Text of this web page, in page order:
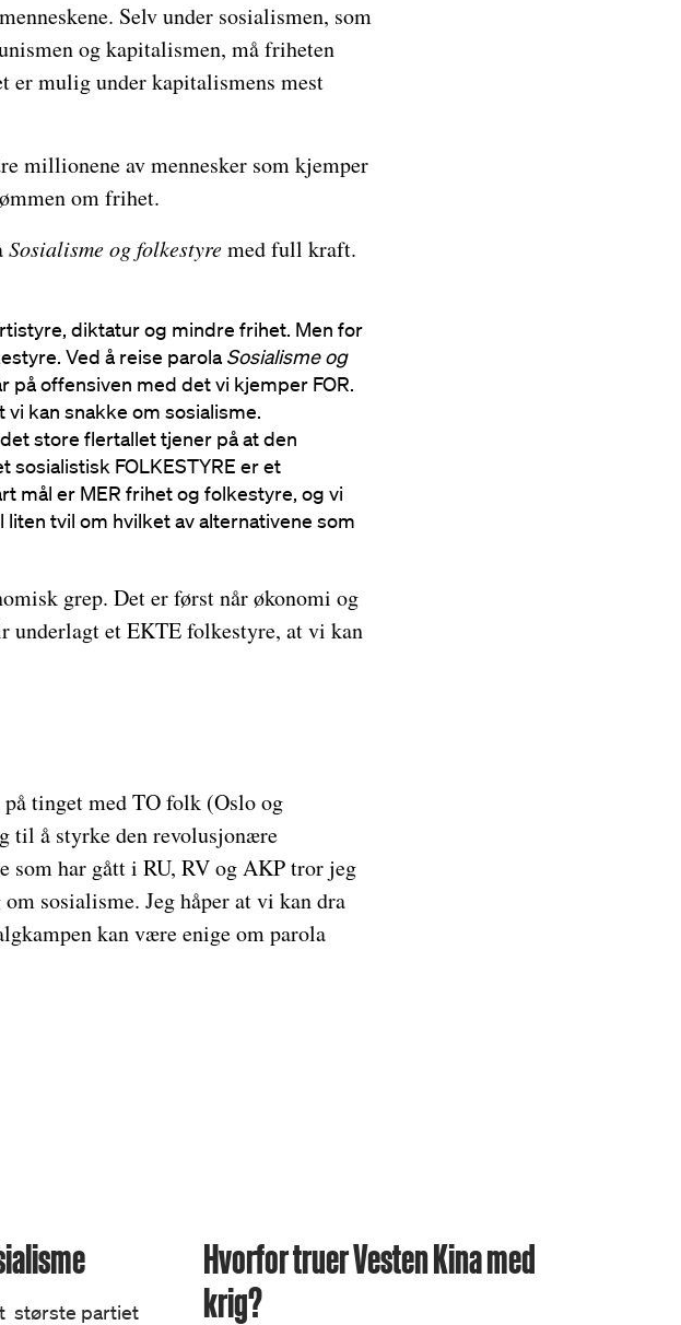
Selv under sosialismen, som
og kapitalismen, må friheten
er mulig under kapitalismens mest
millionene av mennesker som kjemper
om frihet.
Sosialisme og folkestyremed full kraft.
diktatur og mindre frihet. Men for
Ved å reise parola Sosialisme og
på offensiven med det vi kjemper FOR.
kan snakke om sosialisme.
store flertallet tjener på at den
FOLKESTYRE er et
mål er MER frihet og folkestyre, og vi
tvil om hvilket av alternativene som
grep. Det er først når økonomi og
underlagt et EKTE folkestyre, at vi kan
tinget med TO folk (Oslo og
til å styrke den revolusjonære
som har gått i RU, RV og AKP tror jeg
sosialisme. Jeg håper at vi kan dra
kan være enige om parola
største partiet
Hvorfor truer Vesten Kina med
krig?